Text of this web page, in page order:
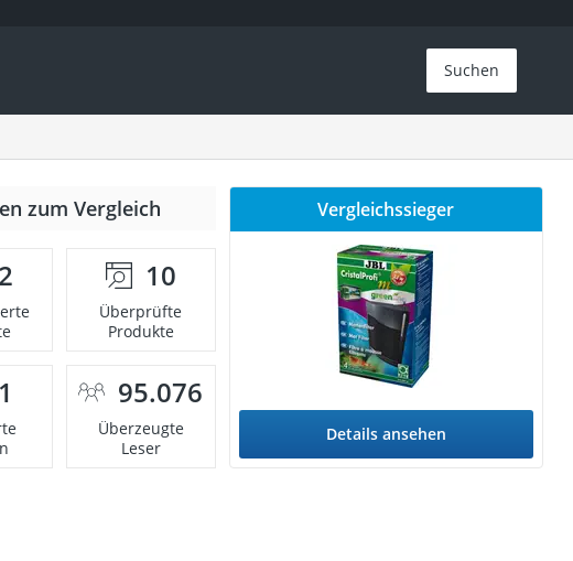
Suchen
zum Vergleich
10
Überprüfte
Produkte
95.076
Überzeugte
Leser
Vergleichssieger
Details ansehen